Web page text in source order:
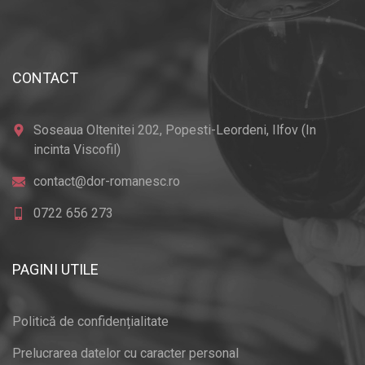
CONTACT
Soseaua Oltenitei 202, Popesti-Leordeni, Ilfov (In
incinta Viscofil)
contact@dor-romanesc.ro
0722 656 273
PAGINI UTILE
Politică de confidențialitate
Prelucrarea datelor cu caracter personal